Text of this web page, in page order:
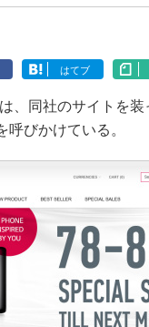
はてブ
、同社のサイトを装
びかけている。